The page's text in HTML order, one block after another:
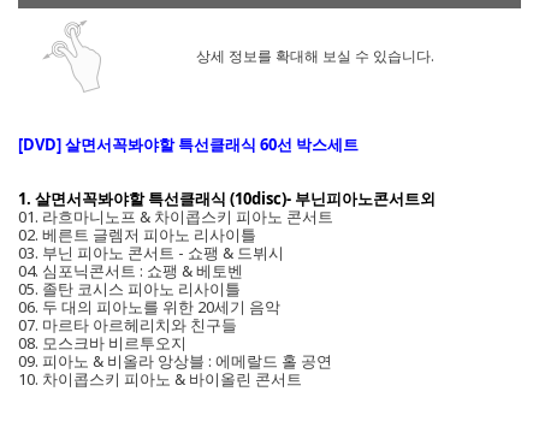
상세 정보를 확대해 보실 수 있습니다.
[DVD] 살면서꼭봐야할 특선클래식 60선 박스세트
1. 살면서꼭봐야할 특선클래식 (10disc)- 부닌피아노콘서트외
01. 라흐마니노프 & 차이콥스키 피아노 콘서트
02. 베른트 글렘저 피아노 리사이틀
03. 부닌 피아노 콘서트 - 쇼팽 & 드뷔시
04. 심포닉콘서트 : 쇼팽 & 베토벤
05. 졸탄 코시스 피아노 리사이틀
06. 두 대의 피아노를 위한 20세기 음악
07. 마르타 아르헤리치와 친구들
08. 모스크바 비르투오지
09. 피아노 & 비올라 앙상블 : 에메랄드 홀 공연
10. 차이콥스키 피아노 & 바이올린 콘서트